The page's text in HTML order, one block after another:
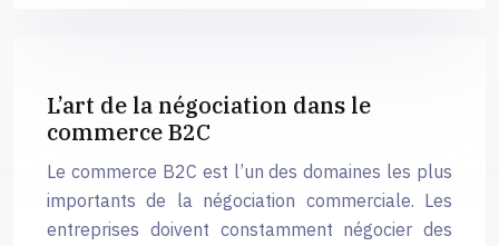
L’art de la négociation dans le
commerce B2C
Le commerce B2C est l’un des domaines les plus
importants de la négociation commerciale. Les
entreprises doivent constamment négocier des